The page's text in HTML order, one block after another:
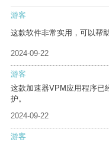
游客
这款软件非常实用，可以帮
2024-09-22
游客
这款加速器VPM应用程序已
护。
2024-09-22
游客